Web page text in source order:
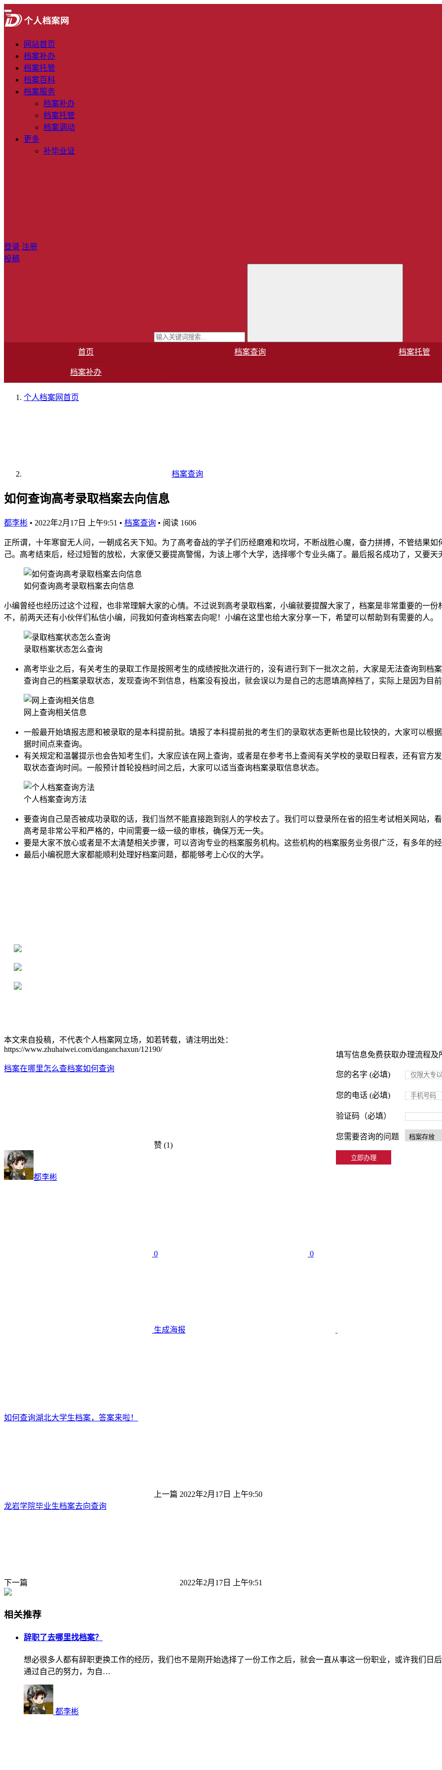
网站首页
档案补办
档案托管
档案百科
档案服务
档案补办
档案托管
档案调动
更多
补毕业证
登录 注册
投稿
首页 档案查询 档案托管
档案补办
个人档案网首页
档案查询
如何查询高考录取档案去向信息
都李彬 • 2022年2月17日 上午9:51 • 档案查询 • 阅读 1606
正所谓，十年寒窗无人问，一朝成名天下知。为了高考奋战的学子们历经磨难和坎坷，不断战胜心魔，奋力拼搏，不管结果
己。高考结束后，经过短暂的放松，大家便又要提高警惕，为该上哪个大学，选择哪个专业头痛了。最后报名成功了，又要天
如何查询高考录取档案去向信息
小编曾经也经历过这个过程，也非常理解大家的心情。不过说到高考录取档案，小编就要提醒大家了，档案是非常重要的一
不，前两天还有小伙伴们私信小编，问我如何查询档案去向呢！小编在这里也给大家分享一下，希望可以帮助到有需要的人。
录取档案状态怎么查询
高考毕业之后，有关考生的录取工作是按照考生的成绩按批次进行的，没有进行到下一批次之前，大家是无法查询到档
查询自己的档案录取状态，发现查询不到信息，档案没有投出，就会误以为是自己的志愿填高掉档了，实际上是因为目
网上查询相关信息
一般最开始填报志愿和被录取的是本科提前批。填报了本科提前批的考生们的录取状态更新也是比较快的，大家可以根
据时间点来查询。
有关规定和温馨提示也会告知考生们，大家应该在网上查询，或者是在参考书上查阅有关学校的录取日程表，还有官方
取状态查询时间。一般预计首轮投档时间之后，大家可以适当查询档案录取信息状态。
个人档案查询方法
要查询自己是否被成功录取的话，我们当然不能直接跑到别人的学校去了。我们可以登录所在省的招生考试相关网站，
高考是非常公平和严格的，中间需要一级一级的审核，确保万无一失。
要是大家不放心或者是不太清楚相关步骤，可以咨询专业的档案服务机构。这些机构的档案服务业务很广泛，有多年的
最后小编祝愿大家都能顺利处理好档案问题，都能够考上心仪的大学。
填写信息免费获取办理流程及
您的名字 (必填)
您的电话 (必填)
验证码（必填）
您需要咨询的问题
本文来自投稿，不代表个人档案网立场，如若转载，请注明出处：
https://www.zhuhaiwei.com/danganchaxun/12190/
档案在哪里怎么查档案如何查询
赞 (1)
都李彬
0 0
生成海报
如何查询湖北大学生档案，答案来啦！
上一篇 2022年2月17日 上午9:50
龙岩学院毕业生档案去向查询
下一篇 2022年2月17日 上午9:51
相关推荐
辞职了去哪里找档案？
想必很多人都有辞职更换工作的经历，我们也不是刚开始选择了一份工作之后，就会一直从事这一份职业，或许我们日
通过自己的努力，为自…
都李彬